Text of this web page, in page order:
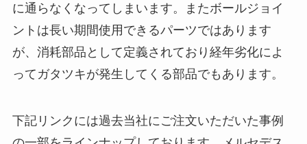
に通らなくなってしまいます。またボールジョイ
ントは長い期間使用できるパーツではあります
が、消耗部品として定義されており経年劣化によ
ってガタツキが発生してくる部品でもあります。
下記リンクには過去当社にご注文いただいた事例